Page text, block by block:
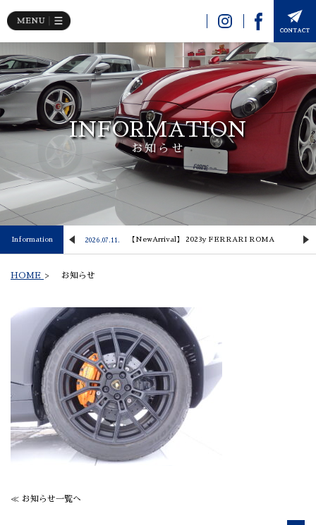
INFORMATION
お知らせ
Information
Lusso 2026.07.11. 【NewArrival】 2023y FERRARI ROMA
HOME > お知らせ
≪ お知らせ一覧へ